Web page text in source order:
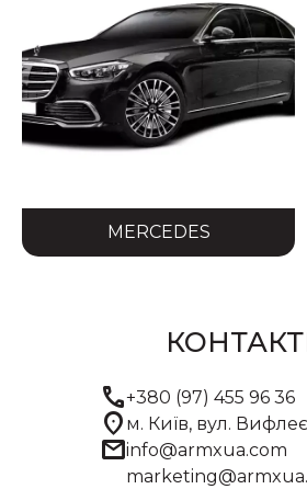
MERCEDES
call+380 (97) 455 96 36
location_on м. Київ, вул.
mailinfo@armxua.com